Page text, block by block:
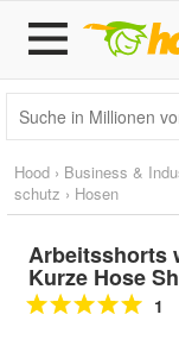
Hood › Business &
schutz › Hosen
Arbeitsshorts
Kurze Hose
1